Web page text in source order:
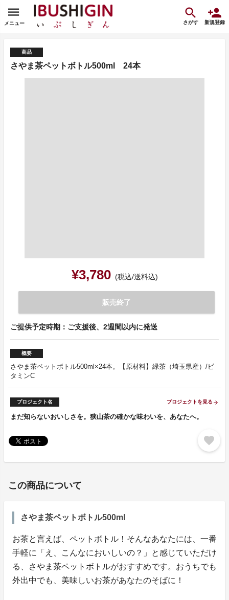
メニュー さがす 新規登録
商品
さやま茶ペットボトル500ml 24本
¥3,780 (税込/送料込)
販売終了
ご提供予定時期：ご支援後、2週間以内に発送
概要
さやま茶ペットボトル500ml×24本。【原材料】緑茶（埼玉県産）/ビ
タミンC
プロジェクト名 プロジェクトを見る arrow_forward
まだ知らないおいしさを。狭山茶の確かな味わいを、あなたへ。
favorite
この商品について
さやま茶ペットボトル500ml
お茶と言えば、ペットボトル！そんなあなたには、一番
手軽に「え、こんなにおいしいの？」と感じていただけ
る、さやま茶ペットボトルがおすすめです。おうちでも
外出中でも、美味しいお茶があなたのそばに！